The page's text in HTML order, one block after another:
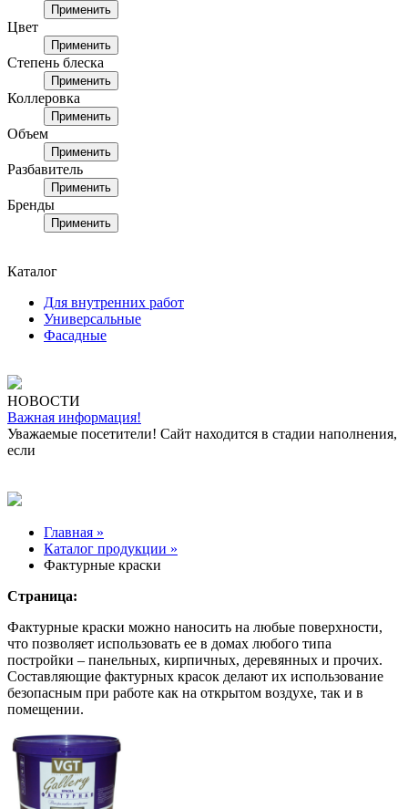
Применить
Цвет
Применить
Степень блеска
Применить
Коллеровка
Применить
Объем
Применить
Разбавитель
Применить
Бренды
Применить
Каталог
Для внутренних работ
Универсальные
Фасадные
НОВОСТИ
Важная информация!
Уважаемые посетители! Сайт находится в стадии наполнения,
если
Главная »
Каталог продукции »
Фактурные краски
Страница:
Фактурные краски можно наносить на любые поверхности,
что позволяет использовать ее в домах любого типа
постройки – панельных, кирпичных, деревянных и прочих.
Составляющие фактурных красок делают их использование
безопасным при работе как на открытом воздухе, так и в
помещении.